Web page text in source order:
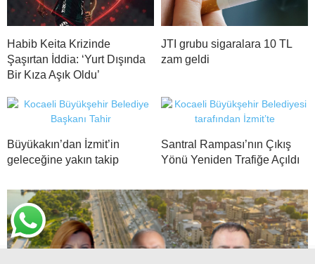
Habib Keita Krizinde
Şaşırtan İddia: ‘Yurt Dışında
Bir Kıza Aşık Oldu’
JTI grubu sigaralara 10 TL
zam geldi
Büyükakın’dan İzmit’in
geleceğine yakın takip
Santral Rampası’nın Çıkış
Yönü Yeniden Trafiğe Açıldı